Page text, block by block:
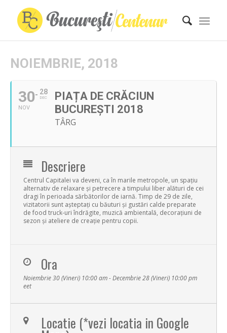
NOIEMBRIE, 2018
30
NOV
28
DEC
PIAȚA DE CRĂCIUN
BUCUREȘTI 2018
TÂRG
Descriere
Centrul Capitalei va deveni, ca în marile metropole, un spațiu
alternativ de relaxare și petrecere a timpului liber alături de cei
dragi în perioada sărbătorilor de iarnă. Timp de 29 de zile,
vizitatorii sunt așteptați cu băuturi și gustări calde preparate
de food truck-uri îndrăgite, muzică ambientală, decorațiuni de
sezon și ateliere de creație pentru copii.
Ora
Noiembrie 30 (Vineri) 10:00 am - Decembrie 28 (Vineri) 10:00 pm
eet
Locatie (*vezi locatia in Google